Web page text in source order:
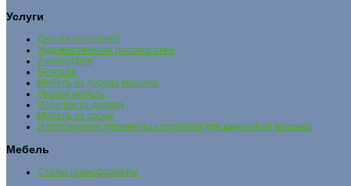
Услуги
Дизайн интерьера
Художественная роспись стен
Аэрография
Витражи
Мебель из дерева массива
Резная мебель
Изделия из дерева
Мебель из сосны
Изготовление деревянных порталов для каминов из массива
Мебель
Столы трансформеры